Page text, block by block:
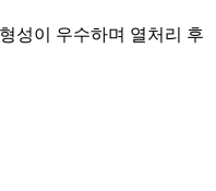
성이 우수하며 열처리 후